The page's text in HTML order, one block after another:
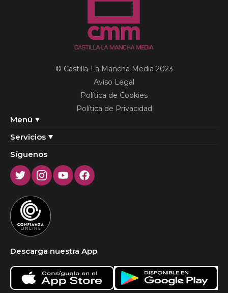
Menú
Servicios
© Castilla-La Mancha Media 2023
Aviso Legal
Política de Cookies
Política de Privacidad
Síguenos
TwitterInstagram
YoutubeFacebook
Descarga nuestra App